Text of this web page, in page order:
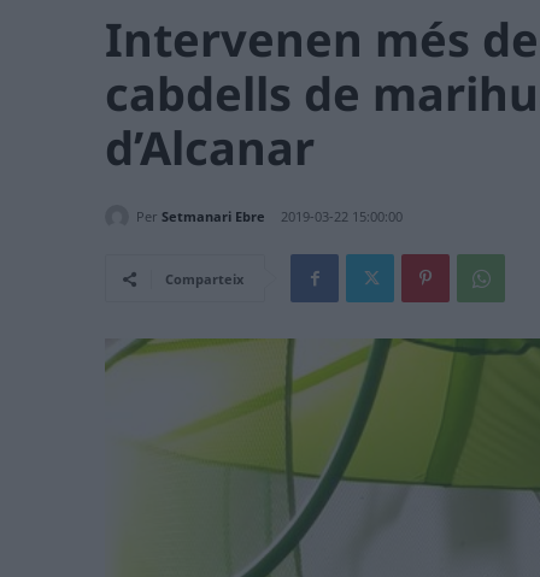
Intervenen més
cabdells de
d’Alcanar
Per Setmanari Ebre 2019-03-22 15:00:00
Comparteix